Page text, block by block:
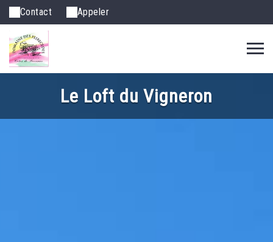
Contact Appeler
Le Loft du Vigneron